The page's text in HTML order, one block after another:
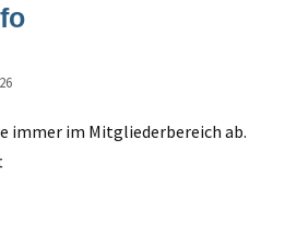
immer im Mitgliederbereich ab.